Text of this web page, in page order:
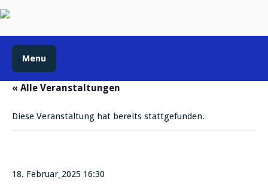
Menu
« Alle Veranstaltungen
Diese Veranstaltung hat bereits stattgefunden.
18. Februar_2025 16:30